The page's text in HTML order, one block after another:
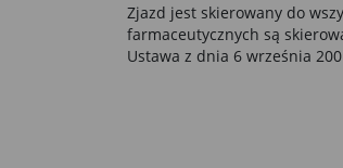
Zjazd jest skierowany do
farmaceutycznych są
Ustawa z dnia 6 września